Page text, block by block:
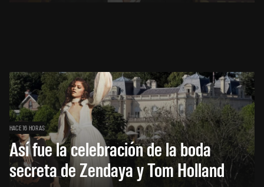
HACE 16 HORAS
Así fue la celebración de la boda
secreta de Zendaya y Tom Holland